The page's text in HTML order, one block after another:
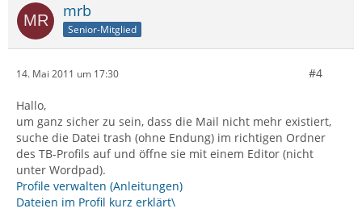
mrb
Senior-Mitglied
14. Mai 2011 um 17:30 #4
Hallo,
um ganz sicher zu sein, dass die Mail nicht mehr existiert,
suche die Datei trash (ohne Endung) im richtigen Ordner
des TB-Profils auf und öffne sie mit einem Editor (nicht
unter Wordpad).
Profile verwalten (Anleitungen)
Dateien im Profil kurz erklärt\